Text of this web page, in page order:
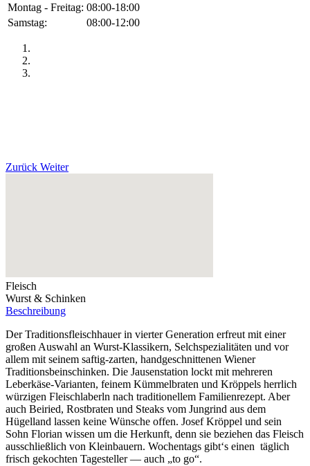
Montag - Freitag: 08:00-18:00
Samstag:
08:00-12:00
Zurück Weiter
Fleisch
Wurst & Schinken
Beschreibung
Der Traditionsfleischhauer in vierter Generation erfreut mit einer
großen Auswahl an Wurst-Klassikern, Selchspezialitäten und vor
allem mit seinem saftig-zarten, handgeschnittenen Wiener
Traditionsbeinschinken. Die Jausenstation lockt mit mehreren
Leberkäse-Varianten, feinem Kümmelbraten und Kröppels herrlich
würzigen Fleischlaberln nach traditionellem Familienrezept. Aber
auch Beiried, Rostbraten und Steaks vom Jungrind aus dem
Hügelland lassen keine Wünsche offen. Josef Kröppel und sein
Sohn Florian wissen um die Herkunft, denn sie beziehen das Fleisch
ausschließlich von Kleinbauern. Wochentags gibt‘s einen täglich
frisch gekochten Tagesteller — auch „to go“.